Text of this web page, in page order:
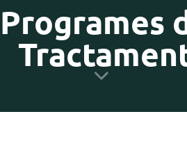
Programes